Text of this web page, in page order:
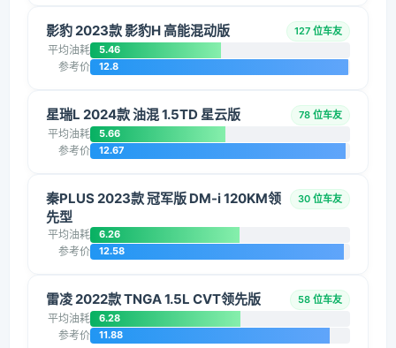
影豹 2023款 影豹H 高能混动版 127 位车友
平均油耗 5.46
参考价 12.8
星瑞L 2024款 油混 1.5TD 星云版 78 位车友
平均油耗 5.66
参考价 12.67
秦PLUS 2023款 冠军版 DM-i 120KM领
先型
30 位车友
平均油耗 6.26
参考价 12.58
雷凌 2022款 TNGA 1.5L CVT领先版 58 位车友
平均油耗 6.28
参考价 11.88